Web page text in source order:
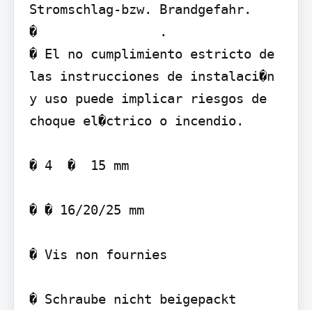
Stromschlag-bzw. Brandgefahr.
�                .
� El no cumplimiento estricto de
las instrucciones de instalaci�n
y uso puede implicar riesgos de
choque el�ctrico o incendio.
� 4  �  15 mm
� � 16/20/25 mm
� Vis non fournies
� Schraube nicht beigepackt